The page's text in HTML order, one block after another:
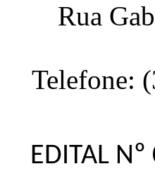
Rua
Telefone:
EDITAL Nº